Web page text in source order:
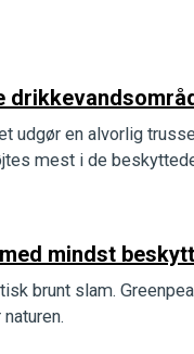
udgør en alvorlig
mest i de
mindst
brunt slam.